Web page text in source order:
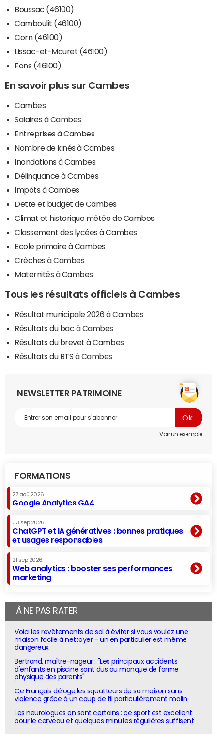
Boussac (46100)
Camboulit (46100)
Corn (46100)
Lissac-et-Mouret (46100)
Fons (46100)
En savoir plus sur Cambes
Cambes
Salaires à Cambes
Entreprises à Cambes
Nombre de kinés à Cambes
Inondations à Cambes
Délinquance à Cambes
Impôts à Cambes
Dette et budget de Cambes
Climat et historique météo de Cambes
Classement des lycées à Cambes
Ecole primaire à Cambes
Crèches à Cambes
Maternités à Cambes
Tous les résultats officiels à Cambes
Résultat municipale 2026 à Cambes
Résultats du bac à Cambes
Résultats du brevet à Cambes
Résultats du BTS à Cambes
NEWSLETTER PATRIMOINE
Voir un exemple
FORMATIONS
27 aoû 2026
Google Analytics GA4
03 sep 2026
ChatGPT et IA génératives : bonnes pratiques
et usages responsables
21 sep 2026
Web analytics : booster ses performances
marketing
À NE PAS RATER
Voici les revêtements de sol à éviter si vous voulez une
maison facile à nettoyer - un en particulier est même
dangereux
Bertrand, maître-nageur : "Les principaux accidents
d'enfants en piscine sont dus au manque de forme
physique des parents"
Ce Français déloge les squatteurs de sa maison sans
violence grâce à un coup de fil particulièrement malin
Les neurologues en sont certains : ce sport est excellent
pour le cerveau et quelques minutes régulières suffisent